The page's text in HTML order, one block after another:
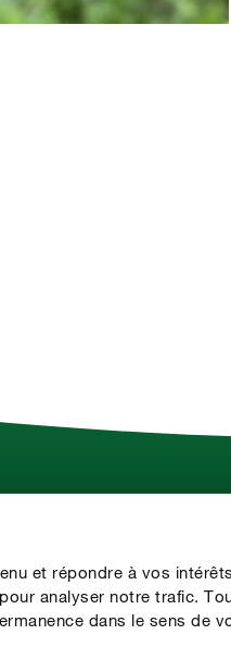
et répondre à vos
analyser notre trafic.
dans le sens de
Presse